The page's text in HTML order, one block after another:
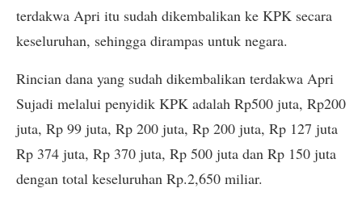
terdakwa Apri itu sudah dikembalikan ke KPK secara
keseluruhan, sehingga dirampas untuk negara.
Rincian dana yang sudah dikembalikan terdakwa Apri
Sujadi melalui penyidik KPK adalah Rp500 juta, Rp200
juta, Rp 99 juta, Rp 200 juta, Rp 200 juta, Rp 127 juta
Rp 374 juta, Rp 370 juta, Rp 500 juta dan Rp 150 juta
dengan total keseluruhan Rp.2,650 miliar.